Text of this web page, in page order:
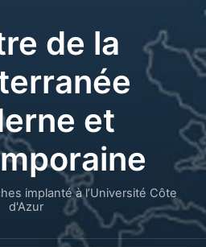
de la
et
implanté à l’Université Côte
d'Azur